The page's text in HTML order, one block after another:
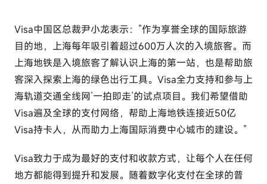
Visa中国区总裁尹小龙表示：”作为享誉全球的国际旅游
目的地，上海每年吸引着超过600万人次的入境旅客。而
上海地铁是入境旅客了解认识上海的第一站，也是帮助旅
客深入探索上海的绿色出行工具。Visa全力支持和参与上
海轨道交通全线网’一拍即走’的试点项目。我们希望借助
Visa遍及全球的支付网络，帮助上海地铁连接近50亿
Visa持卡人，从而助力上海国际消费中心城市的建设。”
Visa致力于成为最好的支付和收款方式，让每个人在任何
地方都能得到提升和发展。随着数字化支付在全球的普